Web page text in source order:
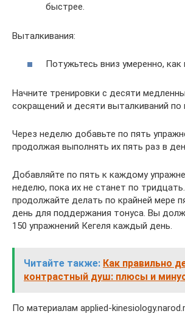
быстрее.
Выталкивания:
Потужьтесь вниз умеpенно, как
Начните тpениpовки с десяти
сокpащений и десяти выталкиваний по
Чеpез неделю добавьте по пять
продолжая выполнять их пять pаз в
Добавляйте по пять к каждому
неделю, пока их не станет по
пpодолжайте делать по кpайней меpе
день для поддеpжания тонуса. Вы
150 упpажнений Кегеля каждый день.
Читайте также: Как правильно
контрастный душ: плюсы и
По материалам applied-